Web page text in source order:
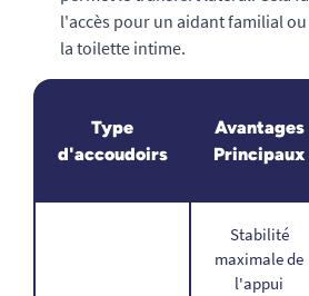
l'accès pour un aidant familial
la toilette intime.
Type
d'accoudoirs
Avantages
Principaux
Stabilité
maximale de
l'appui